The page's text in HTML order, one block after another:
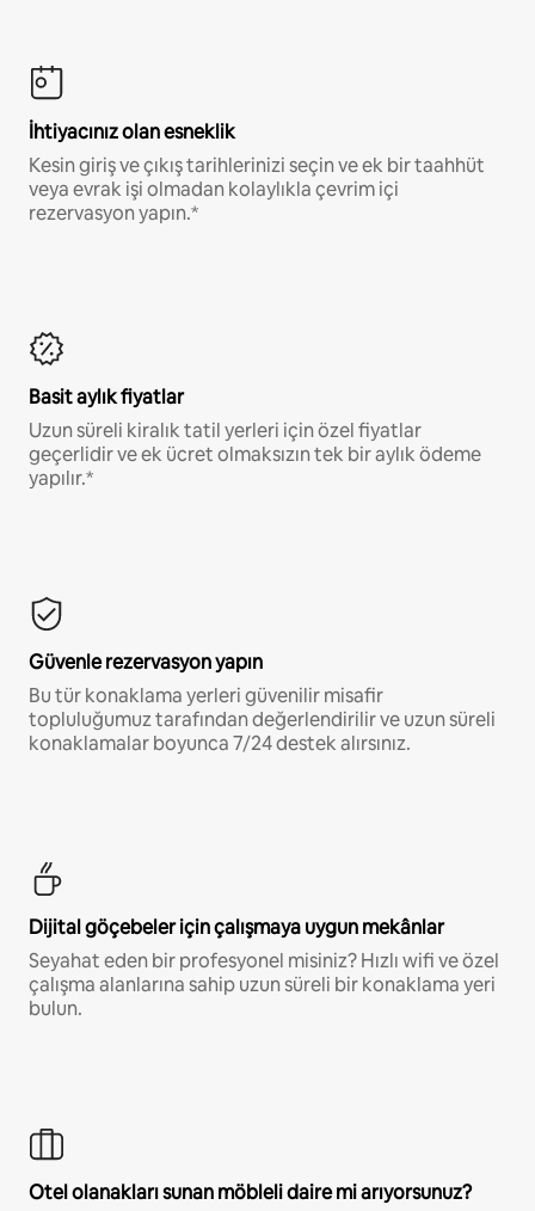
İhtiyacınız olan esneklik
Kesin giriş ve çıkış tarihlerinizi seçin ve ek bir taahhüt
veya evrak işi olmadan kolaylıkla çevrim içi
rezervasyon yapın.*
Basit aylık fiyatlar
Uzun süreli kiralık tatil yerleri için özel fiyatlar
geçerlidir ve ek ücret olmaksızın tek bir aylık ödeme
yapılır.*
Güvenle rezervasyon yapın
Bu tür konaklama yerleri güvenilir misafir
topluluğumuz tarafından değerlendirilir ve uzun süreli
konaklamalar boyunca 7/24 destek alırsınız.
Dijital göçebeler için çalışmaya uygun mekânlar
Seyahat eden bir profesyonel misiniz? Hızlı wifi ve özel
çalışma alanlarına sahip uzun süreli bir konaklama yeri
bulun.
Otel olanakları sunan möbleli daire mi arıyorsunuz?